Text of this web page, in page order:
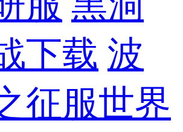
下载 波
征服世界